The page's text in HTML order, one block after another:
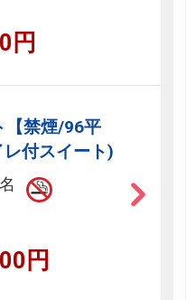
円
【禁煙/96平
付スイート)
円